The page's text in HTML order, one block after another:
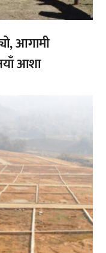
आगामी
आशा